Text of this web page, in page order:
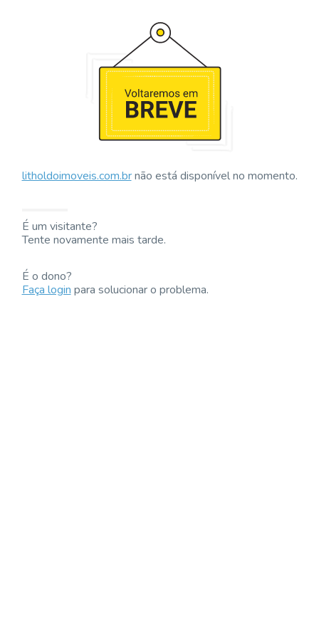
litholdoimoveis.com.brnão está disponível no momento.
É um visitante?
Tente novamente mais tarde.
É o dono?
Faça loginpara solucionar o problema.